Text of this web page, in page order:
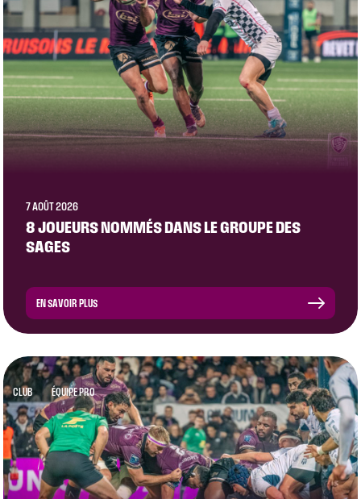
7 AOÛT 2026
8 JOUEURS NOMMÉS DANS LE GROUPE DES
SAGES
EN SAVOIR PLUS
CLUB ÉQUIPE PRO